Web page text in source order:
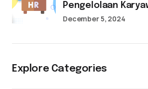
Pengelolaan
December 5, 2024
Explore Categories